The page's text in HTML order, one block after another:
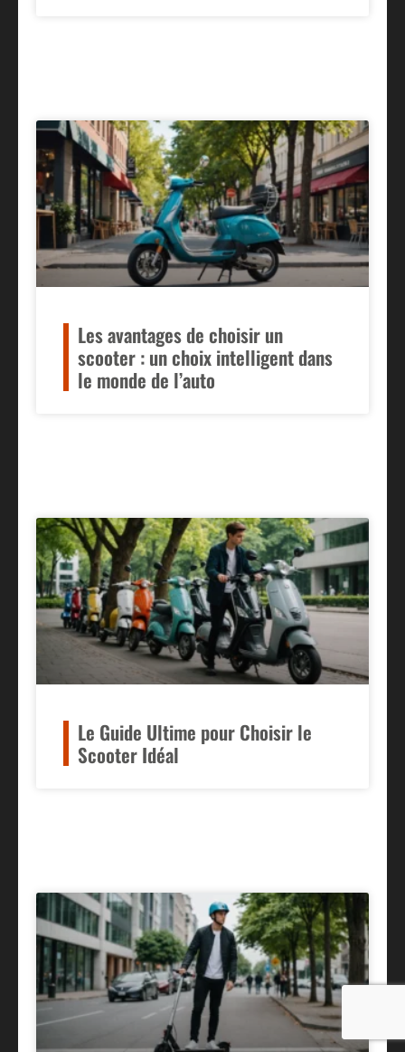
Les avantages de choisir un
scooter : un choix intelligent dans
le monde de l’auto
Le Guide Ultime pour Choisir le
Scooter Idéal